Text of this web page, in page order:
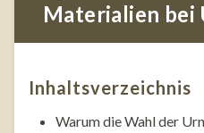
Materialien bei
Inhaltsverzeichnis
Warum die Wahl der